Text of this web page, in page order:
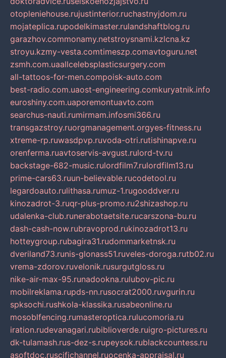
otopleniehouse.rujustinterior.ruchastnyjdom.ru
mojateplica.rupodelkimaster.rulandshaftblog.ru
garazhov.commonamy.netstroysnami.kzlcna.kz
stroyu.kzmy-vesta.comtimeszp.comavtoguru.net
zsmh.com.uaallcelebsplasticsurgery.com
all-tattoos-for-men.compoisk-auto.com
best-radio.com.uaost-engineering.comkuryatnik.info
euroshiny.com.uaporemontuavto.com
searchus-nauti.rumirmam.infosmi366.ru
transgazstroy.ruorgmanagement.orgyes-fitness.ru
xtreme-rp.ruwasdpvp.ruvoda-otri.rutishinapve.ru
orenferma.ruavtoservis-avgust.rulord-tv.ru
backstage-682-music.rulordfilm7.rulordfilm13.ru
prime-cars63.ruun-believable.rucodetool.ru
legardoauto.rulithasa.rumuz-1.rugooddver.ru
kinozadrot-3.ruqr-plus-promo.ru2shizashop.ru
udalenka-club.runerabotaetsite.rucarszona-bu.ru
dash-cash-now.rubravoprod.rukinozadrot13.ru
hotteygroup.rubagira31.rudommarketnsk.ru
dveriland73.runis-glonass51.ruveles-doroga.rutb02.ru
vrema-zdorov.ruvelonik.rusurgutgloss.ru
nike-air-max-95.runadookna.rulubov-pic.ru
mobilreklama.rupds-nn.rusocrat2000.ruvgurin.ru
spksochi.rushkola-klassika.rusabeonline.ru
mosoblfencing.rumasteroptica.rulucomoria.ru
iration.rudevanagari.rubiblioverde.ruigro-pictures.ru
dk-tulamash.rus-dez-s.rupeysok.rublackcountess.ru
asoftdoc.ruscifichannel.ruocenka-appraisal.ru